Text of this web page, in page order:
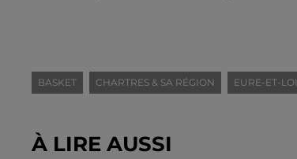
BASKET CHARTRES & SA RÉGION EURE-ET-
À LIRE AUSSI